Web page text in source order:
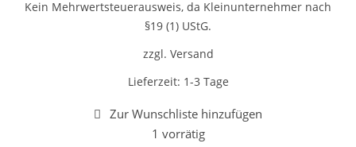
Kein Mehrwertsteuerausweis, da Kleinunternehmer nach
§19 (1) UStG.
zzgl. Versand
Lieferzeit: 1-3 Tage
1 vorrätig